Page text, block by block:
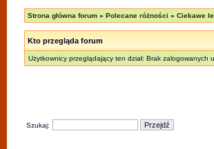
Strona główna forum » Polecane różności » Ciekawe
Kto przegląda forum
Użytkownicy przeglądający ten dział: Brak zalogowanych
Szukaj: